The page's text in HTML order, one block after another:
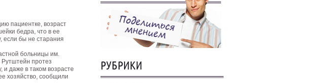
пациентке, возраст
бедра, что в ее
если бы не старания
больницы им.
Рутштейн протез
даже в таком возрасте
хозяйство, сообщили
РУБРИКИ